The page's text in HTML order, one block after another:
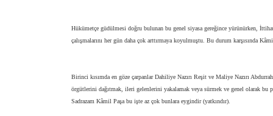
Hükümetçe güdülmesi doğru bulunan bu genel siyasa gereğince yürünürken,
çalışmalarını her gün daha çok arttırmaya koyulmuştu. Bu durum karşısında
Birinci kısımda en göze çarpanlar Dahiliye Nazırı Reşit ve Maliye Nazırı
örgütlerini dağıtmak, ileri gelenlerini yakalamak veya sürmek ve genel olarak
Sadrazam Kâmil Paşa bu işte az çok bunlara eygindir (yatkındır).